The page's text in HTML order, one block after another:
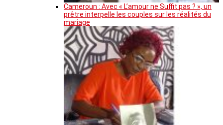
Cameroun : Avec « L’amour ne Suffit pas ? », un
prêtre interpelle les couples sur les réalités du
mariage